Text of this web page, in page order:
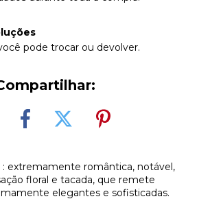
pode trocar ou devolver.
: extremamente romântica, notável,
floral e tacada, que remete
elegantes e sofisticadas.